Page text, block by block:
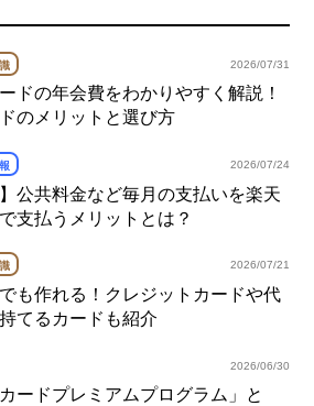
2026/07/31
ドの年会費をわかりやすく解説！
のメリットと選び方
2026/07/24
】公共料金など毎月の支払いを楽天
支払うメリットとは？
2026/07/21
も作れる！クレジットカードや代
てるカードも紹介
2026/06/30
カードプレミアムプログラム」と